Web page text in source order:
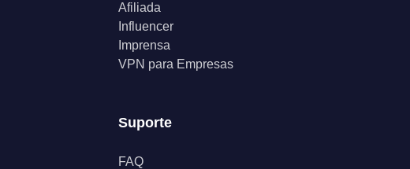
Afiliada
Influencer
Imprensa
VPN para Empresas
Suporte
FAQ